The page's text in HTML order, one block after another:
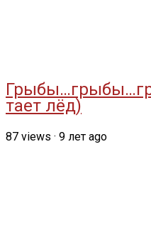
тает лёд)
87 views · 9 лет ago